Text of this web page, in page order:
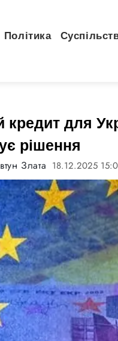
Політика
кредит для
рішення
Злата 18.12.2025